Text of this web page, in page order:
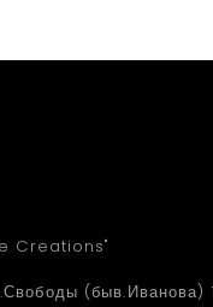
Creations"
(быв.Иванова)